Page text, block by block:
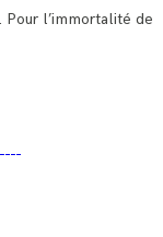
l’immortalité de